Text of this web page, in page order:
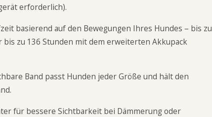
erforderlich).
basierend auf den Bewegungen Ihres Hundes – bis zu
zu 136 Stunden mit dem erweiterten Akkupack
Band passt Hunden jeder Größe und hält den
für bessere Sichtbarkeit bei Dämmerung oder